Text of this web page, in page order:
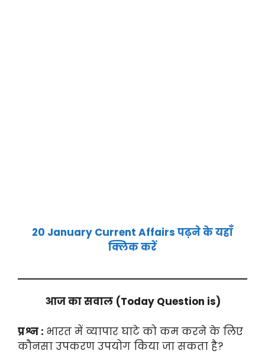
20 January Current Affairs पढ़ने के यहाँ
क्लिक करें
आज का सवाल (Today Question is)
प्रश्न : भारत में व्यापार घाटे को कम करने के लिए
कौनसा उपकरण उपयोग किया जा सकता है?